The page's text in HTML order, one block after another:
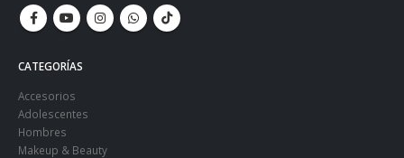
CATEGORÍAS
Accesorios
Adolescentes
Hombres
Makeup & Beauty